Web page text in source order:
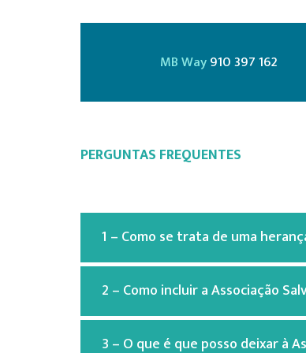
MB Way910 397 162
PERGUNTAS FREQUENTES
1 – Como se trata de uma
2 – Como incluir a Associação
3 – O que é que posso deixar à